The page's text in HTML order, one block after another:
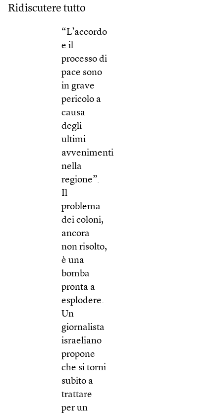
Ridiscutere tutto
“L’accordo
e il
processo di
pace sono
in grave
pericolo a
causa
degli
ultimi
avvenimenti
nella
regione”.
Il
problema
dei coloni,
ancora
non risolto,
è una
bomba
pronta a
esplodere.
Un
giornalista
israeliano
propone
che si torni
subito a
trattare
per un